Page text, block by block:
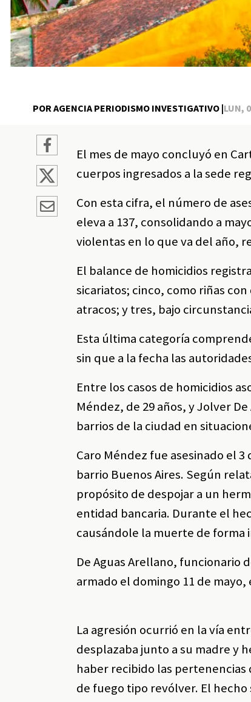
POR AGENCIA PERIODISMO INVESTIGATIVO |LUN,
El mes de mayo concluyó en
cuerpos ingresados a la sede
Con esta cifra, el número de
eleva a 137, consolidando a
violentas en lo que va del año,
El balance de homicidios
sicariatos; cinco, como riñas
atracos; y tres, bajo
Esta última categoría
sin que a la fecha las
Entre los casos de homicidios
Méndez, de 29 años, y Jolver
barrios de la ciudad en
Caro Méndez fue asesinado el
barrio Buenos Aires. Según
propósito de despojar a un
entidad bancaria. Durante el
causándole la muerte de forma
De Aguas Arellano, funcionario
armado el domingo 11 de mayo,
La agresión ocurrió en la vía
desplazaba junto a su madre y
haber recibido las pertenencias
de fuego tipo revólver. El hecho